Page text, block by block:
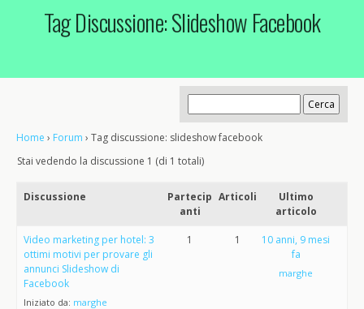
Tag Discussione: Slideshow Facebook
Home › Forum › Tag discussione: slideshow facebook
Stai vedendo la discussione 1 (di 1 totali)
Discussione
Partecip
anti
Articoli
Ultimo
articolo
Video marketing per hotel: 3
ottimi motivi per provare gli
annunci Slideshow di
Facebook
Iniziato da: marghe
1 1
10 anni, 9 mesi
fa
marghe